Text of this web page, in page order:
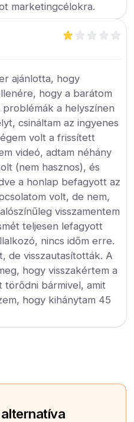
marketingcélokra.
ajánlotta, hogy
hogy a barátom
a helyszínen
csináltam az ingyenes
volt a frissített
videó, adtam néhány
(nem hasznos), és
a honlap befagyott az
volt, de nem,
visszamentem
teljesen lefagyott
nincs időm erre.
de visszautasították. A
hogy visszakértem a
törődni bármivel, amit
hogy kihánytam 45